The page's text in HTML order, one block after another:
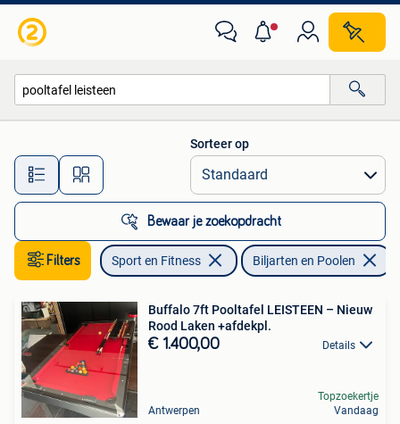
Alle afstanden…
Sorteer op
Bewaar je zoekopdracht
Filters Sport en Fitness Biljarten en Poolen
Buffalo 7ft Pooltafel LEISTEEN – Nieuw
Rood Laken +afdekpl.
€ 1.400,00 Details
Antwerpen
Topzoekertje
Vandaag